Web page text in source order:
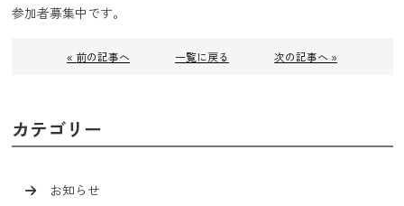
参加者募集中です。
« 前の記事へ 一覧に戻る 次の記事へ »
カテゴリー
お知らせ